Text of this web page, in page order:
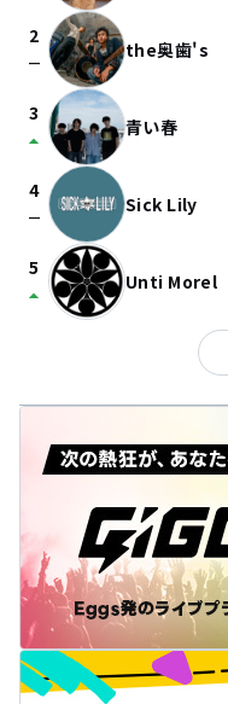
2
check_indeterminate_small the奥歯's
3
arrow_drop_up 青い春
4
check_indeterminate_small Sick Lily
5
arrow_drop_up Unti Morel